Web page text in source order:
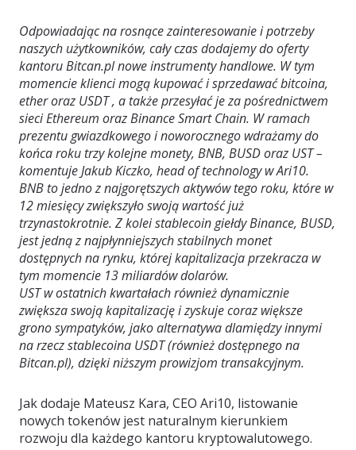
Odpowiadając na rosnące zainteresowanie i potrzeby
naszych użytkowników, cały czas dodajemy do oferty
kantoru Bitcan.pl nowe instrumenty handlowe. W tym
momencie klienci mogą kupować i sprzedawać bitcoina,
ether oraz USDT , a także przesyłać je za pośrednictwem
sieci Ethereum oraz Binance Smart Chain. W ramach
prezentu gwiazdkowego i noworocznego wdrażamy do
końca roku trzy kolejne monety, BNB, BUSD oraz UST –
komentuje Jakub Kiczko, head of technology w Ari10.
BNB to jedno z najgorętszych aktywów tego roku, które w
12 miesięcy zwiększyło swoją wartość już
trzynastokrotnie. Z kolei stablecoin giełdy Binance, BUSD,
jest jedną z najpłynniejszych stabilnych monet
dostępnych na rynku, której kapitalizacja przekracza w
tym momencie 13 miliardów dolarów.
UST w ostatnich kwartałach również dynamicznie
zwiększa swoją kapitalizację i zyskuje coraz większe
grono sympatyków, jako alternatywa dlamiędzy innymi
na rzecz stablecoina USDT (również dostępnego na
Bitcan.pl), dzięki niższym prowizjom transakcyjnym.
Jak dodaje Mateusz Kara, CEO Ari10, listowanie
nowych tokenów jest naturalnym kierunkiem
rozwoju dla każdego kantoru kryptowalutowego.